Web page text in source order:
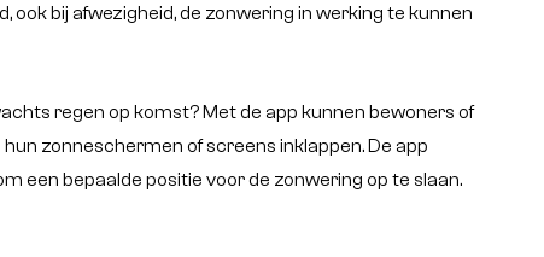
ook bij afwezigheid, de zonwering in werking te kunnen
regen op komst? Met de app kunnen bewoners of
zonneschermen of screens inklappen. De app
een bepaalde positie voor de zonwering op te slaan.